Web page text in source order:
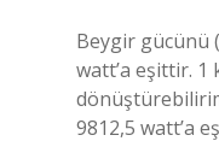
Beygir gücünü
watt’a eşittir. 1
9812,5 watt’a